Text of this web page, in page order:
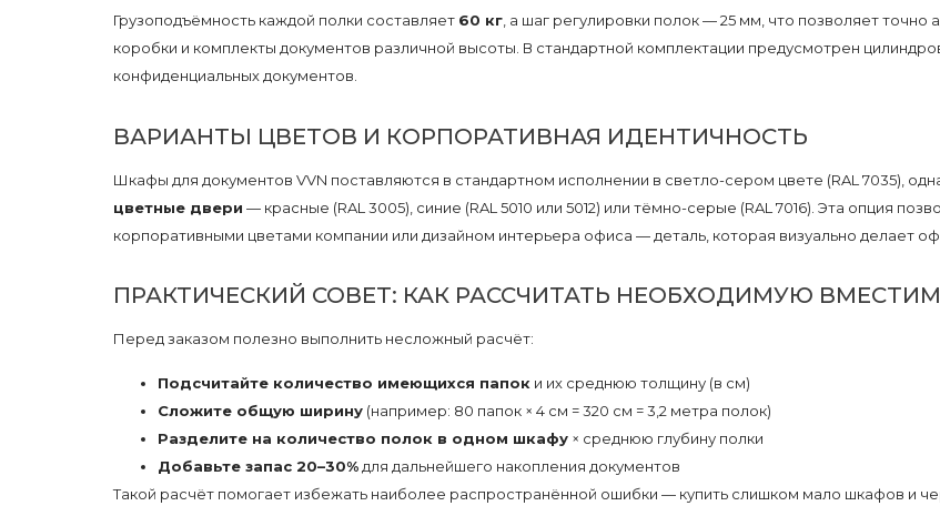
Грузоподъёмность каждой полки составляет 60 кг, а шаг регулировки полок — 25 мм, что позволяет точно
коробки и комплекты документов различной высоты. В стандартной комплектации предусмотрен
конфиденциальных документов.
ВАРИАНТЫ ЦВЕТОВ И КОРПОРАТИВНАЯ ИДЕНТИЧНОСТЬ
Шкафы для документов VVN поставляются в стандартном исполнении в светло-сером цвете (RAL 7035),
цветные двери — красные (RAL 3005), синие (RAL 5010 или 5012) или тёмно-серые (RAL 7016). Эта опция
корпоративными цветами компании или дизайном интерьера офиса — деталь, которая визуально делает
ПРАКТИЧЕСКИЙ СОВЕТ: КАК РАССЧИТАТЬ НЕОБХОДИМУЮ
Перед заказом полезно выполнить несложный расчёт:
Подсчитайте количество имеющихся папок и их среднюю толщину (в см)
Сложите общую ширину (например: 80 папок × 4 см = 320 см = 3,2 метра полок)
Разделите на количество полок в одном шкафу × среднюю глубину полки
Добавьте запас 20–30% для дальнейшего накопления документов
Такой расчёт помогает избежать наиболее распространённой ошибки — купить слишком мало шкафов и